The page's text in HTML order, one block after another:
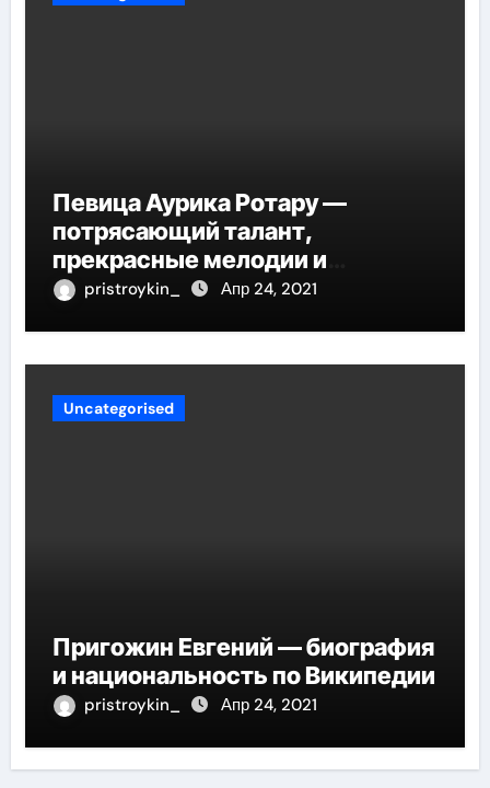
Певица Аурика Ротару —
потрясающий талант,
прекрасные мелодии и
интересные моменты из её
pristroykin_ Апр 24, 2021
Uncategorised
Пригожин Евгений — биография
и национальность по Википедии
pristroykin_ Апр 24, 2021